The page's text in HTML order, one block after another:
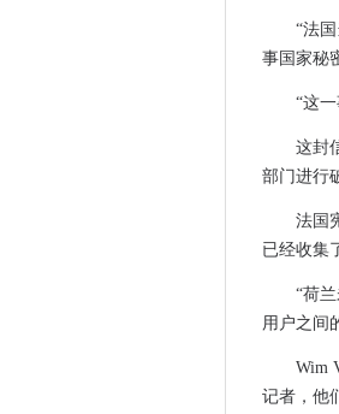
“法
事国家秘
“这
这封
部门进行
法国
已经收集
“荷
用户之间
Wim
记者，他